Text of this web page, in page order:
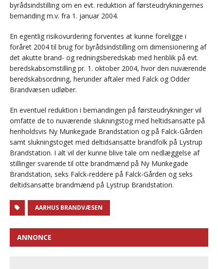
byrådsindstilling om en evt. reduktion af førsteudrykningernes
bemanding m.v. fra 1. januar 2004.
En egentlig risikovurdering forventes at kunne foreligge i
foråret 2004 til brug for byrådsindstilling om dimensionering af
det akutte brand- og redningsberedskab med henblik på evt.
beredskabsomstilling pr. 1. oktober 2004, hvor den nuværende
beredskabsordning, herunder aftaler med Falck og Odder
Brandvæsen udløber.
En eventuel reduktion i bemandingen på førsteudrykninger vil
omfatte de to nuværende slukningstog med heltidsansatte på
henholdsvis Ny Munkegade Brandstation og på Falck-Gården
samt slukningstoget med deltidsansatte brandfolk på Lystrup
Brandstation. I alt vil der kunne blive tale om nedlæggelse af
stillinger svarende til otte brandmænd på Ny Munkegade
Brandstation, seks Falck-reddere på Falck-Gården og seks
deltidsansatte brandmænd på Lystrup Brandstation.
AARHUS BRANDVÆSEN
ANNONCE